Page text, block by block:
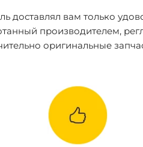
доставлял вам только
производителем,
оригинальные